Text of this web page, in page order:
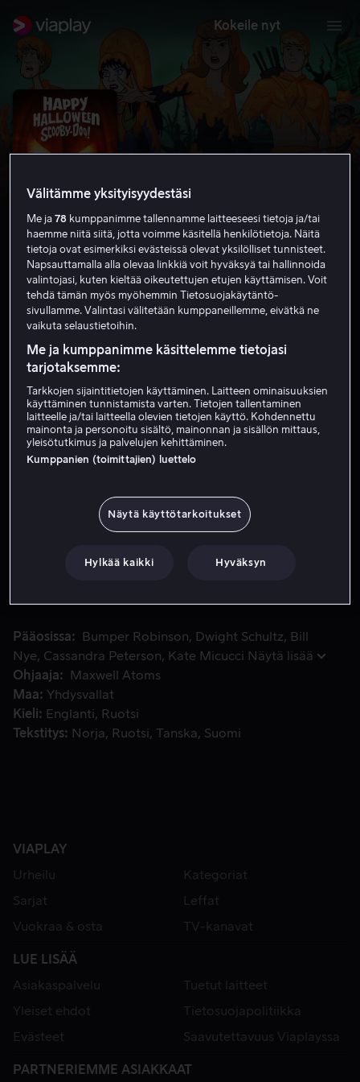
Kokeile nyt
Happy Halloween, Scooby-Doo!
6.2 Komedia Perhe-elokuva 2020
1 h 13 min
K-7
HD
Vuokraa 3,99 €
Osta 9,99 €
Scooby-Doo jengeineen pistää hynttyyt yhteen Bill Nye
Scooby-Doo jengeineen pistää hynttyyt yhteen Bill Nye
selvittääkseen valtavan mysteerin ja pelastaakseen
Pääosissa Bumper Robinson Dwight Schultz
Bill
Nye
Cassandra Peterson Kate Micucci Näytä lisää
Ohjaaja
Maxwell Atoms
Maa
Yhdysvallat
Kieli
Englanti
Ruotsi
Tekstitys
Norja Ruotsi Tanska Suomi
VIAPLAY
Urheilu
Kategoriat
Sarjat
Leffat
Vuokraa & osta
TV-kanavat
LUE LISÄÄ
Asiakaspalvelu
Tuetut laitteet
Yleiset ehdot
Tietosuojapolitiikka
Evästeet
Saavutettavuus Viaplayssa
PARTNERIEMME ASIAKKAAT
Välitämme yksityisyydestäsi
Me ja78 kumppanimme tallennamme laitteeseesi tietoja ja/tai
haemme niitä siitä, jotta voimme käsitellä henkilötietoja. Näitä
tietoja ovat esimerkiksi evästeissä olevat yksilölliset tunnisteet.
Napsauttamalla alla olevaa linkkiä voit hyväksyä tai hallinnoida
valintojasi, kuten kieltää oikeutettujen etujen käyttämisen. Voit
tehdä tämän myös myöhemmin Tietosuojakäytäntö-
sivullamme. Valintasi välitetään kumppaneillemme, eivätkä ne
vaikuta selaustietoihin.
Me ja kumppanimme käsittelemme tietojasi
tarjotaksemme:
Tarkkojen sijaintitietojen käyttäminen. Laitteen ominaisuuksien
käyttäminen tunnistamista varten. Tietojen tallentaminen
laitteelle ja/tai laitteella olevien tietojen käyttö. Kohdennettu
mainonta ja personoitu sisältö, mainonnan ja sisällön mittaus,
yleisötutkimus ja palvelujen kehittäminen.
Kumppanien (toimittajien) luettelo
Näytä käyttötarkoitukset
Hylkää kaikki Hyväksyn